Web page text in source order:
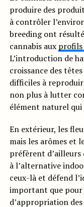
produire des
à contrôler
breeding ont
cannabis aux profils
L’introduction de
croissance des
difficiles à
non plus à lutter
élément naturel
En extérieur, les
mais les arômes et
préfèrent
à l’alternative
ceux-là et défend
important que pour
d’appropriation